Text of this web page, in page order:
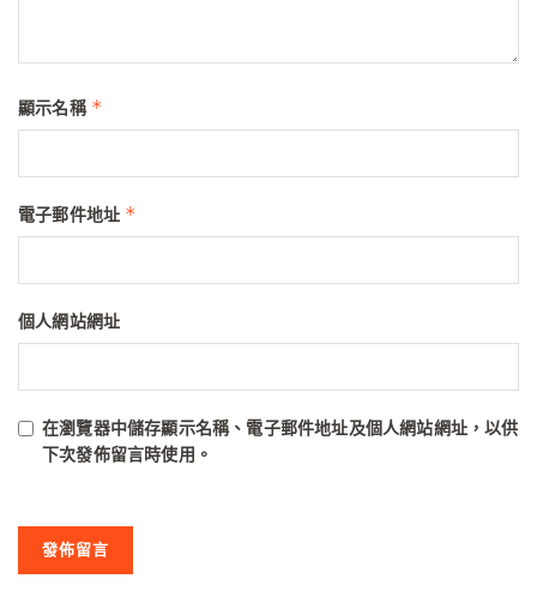
顯示名稱 *
電子郵件地址 *
個人網站網址
在瀏覽器中儲存顯示名稱、電子郵件地址及個人網站網址，以供
下次發佈留言時使用。